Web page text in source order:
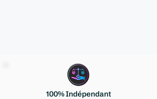
100% Indépendant